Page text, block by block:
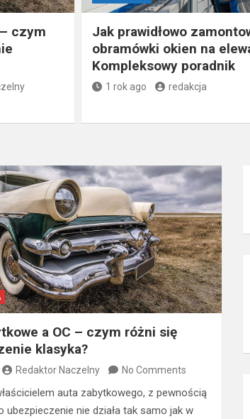
czym
Jak prawidłowo
obramówki okien na
Kompleksowy poradnik
1 rok ago redakcja
a OC – czym różni się
klasyka?
Redaktor Naczelny No Comments
auta zabytkowego, z pewnością
ubezpieczenie nie działa tak samo jak w